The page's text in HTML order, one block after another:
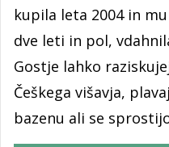
kupila leta 2004 in
dve leti in pol,
Gostje lahko
Češkega višavja,
bazenu ali se